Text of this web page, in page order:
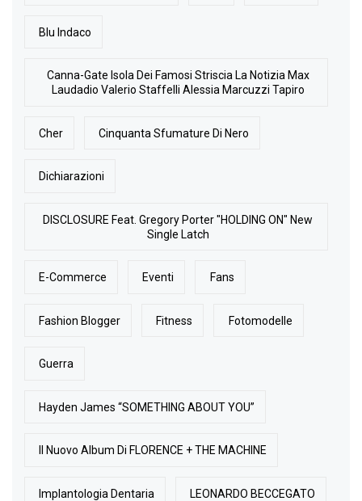
Blu Indaco
Canna-Gate Isola Dei Famosi Striscia La Notizia Max
Laudadio Valerio Staffelli Alessia Marcuzzi Tapiro
Cher Cinquanta Sfumature Di Nero
Dichiarazioni
DISCLOSURE Feat. Gregory Porter "HOLDING ON" New
Single Latch
E-Commerce Eventi Fans
Fashion Blogger Fitness Fotomodelle
Guerra
Hayden James “SOMETHING ABOUT YOU”
Il Nuovo Album Di FLORENCE + THE MACHINE
Implantologia Dentaria LEONARDO BECCEGATO